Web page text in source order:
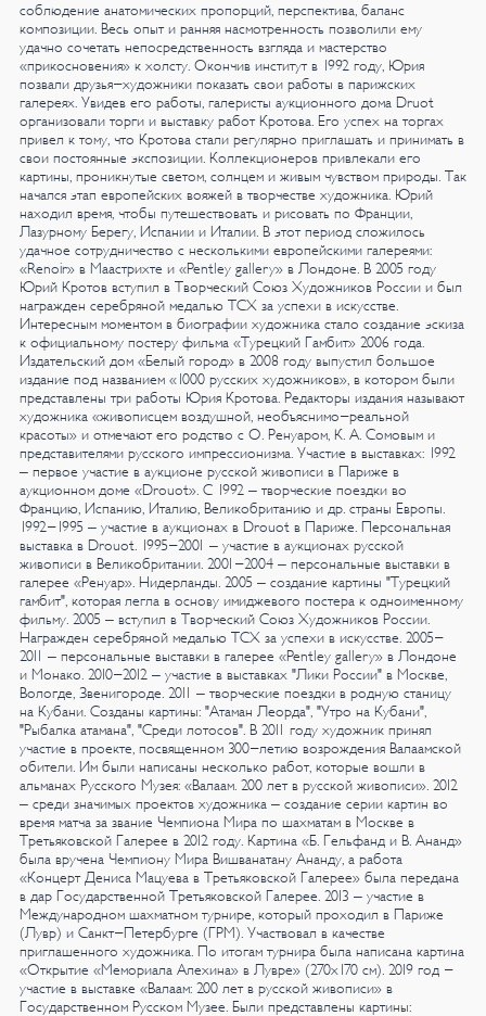
соблюдение анатомических пропорций, перспектива, баланс
композиции. Весь опыт и ранняя насмотренность позволили ему
удачно сочетать непосредственность взгляда и мастерство
«прикосновения» к холсту. Окончив институт в 1992 году, Юрия
позвали друзья-художники показать свои работы в парижских
галереях. Увидев его работы, галеристы аукционного дома Druot
организовали торги и выставку работ Кротова. Его успех на торгах
привел к тому, что Кротова стали регулярно приглашать и принимать в
свои постоянные экспозиции. Коллекционеров привлекали его
картины, проникнутые светом, солнцем и живым чувством природы. Так
начался этап европейских вояжей в творчестве художника. Юрий
находил время, чтобы путешествовать и рисовать по Франции,
Лазурному Берегу, Испании и Италии. В этот период сложилось
удачное сотрудничество с несколькими европейскими галереями:
«Renoir» в Маастрихте и «Pentley gallery» в Лондоне. В 2005 году
Юрий Кротов вступил в Творческий Союз Художников России и был
награжден серебряной медалью ТСХ за успехи в искусстве.
Интересным моментом в биографии художника стало создание эскиза
к официальному постеру фильма «Турецкий Гамбит» 2006 года.
Издательский дом «Белый город» в 2008 году выпустил большое
издание под названием «1000 русских художников», в котором были
представлены три работы Юрия Кротова. Редакторы издания называют
художника «живописцем воздушной, необъяснимо-реальной
красоты» и отмечают его родство с О. Ренуаром, К. А. Сомовым и
представителями русского импрессионизма. Участие в выставках: 1992
– первое участие в аукционе русской живописи в Париже в
аукционном доме «Drouot». С 1992 – творческие поездки во
Францию, Испанию, Италию, Великобританию и др. страны Европы.
1992-1995 – участие в аукционах в Drouot в Париже. Персональная
выставка в Drouot. 1995-2001 – участие в аукционах русской
живописи в Великобритании. 2001-2004 – персональные выставки в
галерее «Ренуар». Нидерланды. 2005 – создание картины "Турецкий
гамбит", которая легла в основу имиджевого постера к одноименному
фильму. 2005 – вступил в Творческий Союз Художников России.
Награжден серебряной медалью ТСХ за успехи в искусстве. 2005-
2011 – персональные выставки в галерее «Pentley gallery» в Лондоне
и Монако. 2010-2012 – участие в выставках "Лики России" в Москве,
Вологде, Звенигороде. 2011 – творческие поездки в родную станицу
на Кубани. Созданы картины: "Атаман Леорда", "Утро на Кубани",
"Рыбалка атамана", "Среди лотосов". В 2011 году художник принял
участие в проекте, посвященном 300-летию возрождения Валаамской
обители. Им были написаны несколько работ, которые вошли в
альманах Русского Музея: «Валаам. 200 лет в русской живописи». 2012
– среди значимых проектов художника – создание серии картин во
время матча за звание Чемпиона Мира по шахматам в Москве в
Третьяковской Галерее в 2012 году. Картина «Б. Гельфанд и В. Ананд»
была вручена Чемпиону Мира Вишванатану Ананду, а работа
«Концерт Дениса Мацуева в Третьяковской Галерее» была передана
в дар Государственной Третьяковской Галерее. 2013 – участие в
Международном шахматном турнире, который проходил в Париже
(Лувр) и Санкт-Петербурге (ГРМ). Участвовал в качестве
приглашенного художника. По итогам турнира была написана картина
«Открытие «Мемориала Алехина» в Лувре» (270х170 см). 2019 год -
участие в выставке «Валаам: 200 лет в русской живописи» в
Государственном Русском Музее. Были представлены картины: